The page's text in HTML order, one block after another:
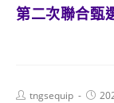
第二次聯合甄
Posttngsequip
Post